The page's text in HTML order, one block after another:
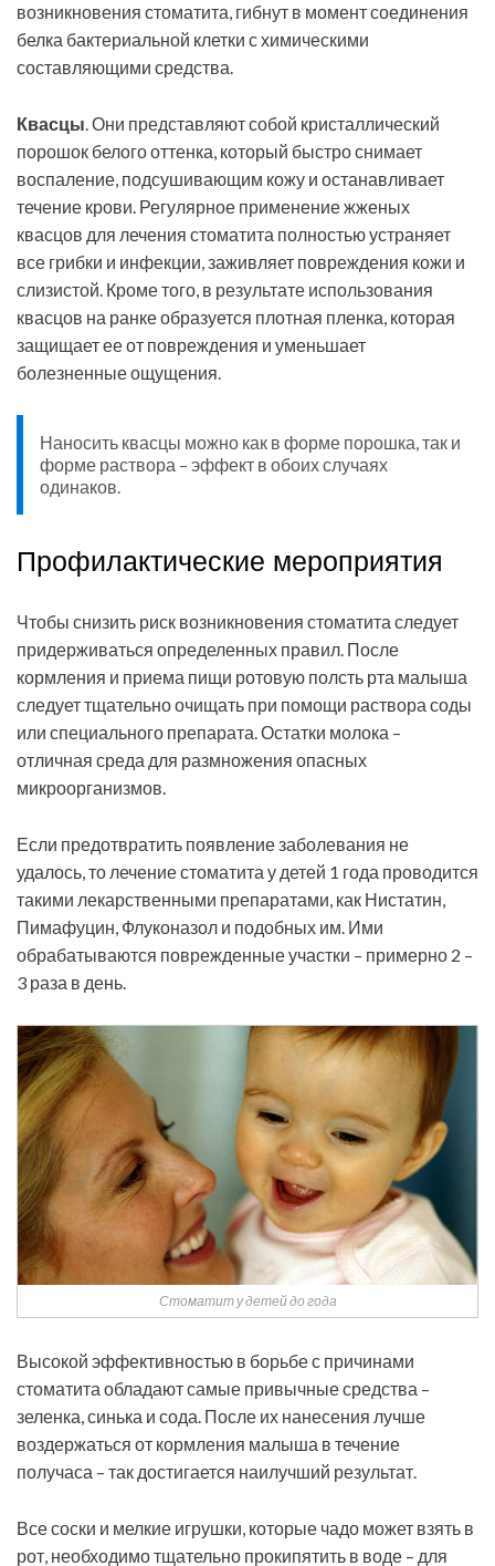
возникновения стоматита, гибнут в момент соединения
белка бактериальной клетки с химическими
составляющими средства.
Квасцы. Они представляют собой кристаллический
порошок белого оттенка, который быстро снимает
воспаление, подсушивающим кожу и останавливает
течение крови. Регулярное применение жженых
квасцов для лечения стоматита полностью устраняет
все грибки и инфекции, заживляет повреждения кожи и
слизистой. Кроме того, в результате использования
квасцов на ранке образуется плотная пленка, которая
защищает ее от повреждения и уменьшает
болезненные ощущения.
Наносить квасцы можно как в форме порошка, так и
форме раствора – эффект в обоих случаях
одинаков.
Профилактические мероприятия
Чтобы снизить риск возникновения стоматита следует
придерживаться определенных правил. После
кормления и приема пищи ротовую полсть рта малыша
следует тщательно очищать при помощи раствора соды
или специального препарата. Остатки молока –
отличная среда для размножения опасных
микроорганизмов.
Если предотвратить появление заболевания не
удалось, то лечение стоматита у детей 1 года проводится
такими лекарственными препаратами, как Нистатин,
Пимафуцин, Флуконазол и подобных им. Ими
обрабатываются поврежденные участки – примерно 2 –
3 раза в день.
Стоматит у детей до года
Высокой эффективностью в борьбе с причинами
стоматита обладают самые привычные средства –
зеленка, синька и сода. После их нанесения лучше
воздержаться от кормления малыша в течение
получаса – так достигается наилучший результат.
Все соски и мелкие игрушки, которые чадо может взять в
рот, необходимо тщательно прокипятить в воде – для